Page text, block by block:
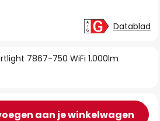
7867-750 WiFi 1.000lm
Datablad
aan je winkelwagen